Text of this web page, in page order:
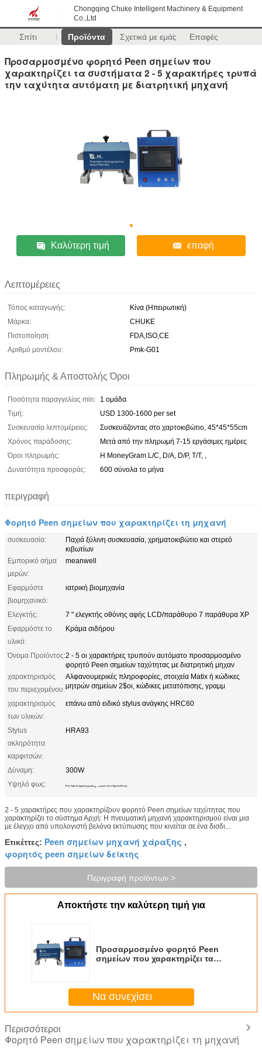
Chongqing Chuke Intelligent Machinery & Equipment
Co.,Ltd
Σπίτι Προϊόντα Σχετικά με εμάς Επαφές
Προσαρμοσμένο φορητό Peen σημείων που
χαρακτηρίζει τα συστήματα 2 - 5 χαρακτήρες τρυπά
την ταχύτητα αυτόματη με διατρητική μηχανή
Καλύτερη τιμή επαφή
Λεπτομέρειες
Τόπος καταγωγής:
Κίνα (Ηπειρωτική)
Μάρκα:
CHUKE
Πιστοποίηση:
FDA,ISO,CE
Αριθμό μοντέλου:
Pmk-G01
Πληρωμής & Αποστολής Όροι
Ποσότητα παραγγελίας min: 1 ομάδα
Τιμή:
USD 1300-1600 per set
Συσκευασία λεπτομέρειες:
Συσκευάζοντας στο χαρτοκιβώτιο, 45*45*55cm
Χρόνος παράδοσης:
Μετά από την πληρωμή 7-15 εργάσιμες ημέρες
Όροι πληρωμής:
Η MoneyGram L/C, D/A, D/P, T/T, ,
Δυνατότητα προσφοράς:
600 σύνολα το μήνα
περιγραφή
Φορητό Peen σημείων που χαρακτηρίζει τη μηχανή
συσκευασία:
Παχιά ξύλινη συσκευασία, χρηματοκιβώτιο και στερεό
κιβωτίων
Εμπορικό σήμα
μερών:
meanwell
Εφαρμόστε
βιομηχανικό:
ιατρική βιομηχανία
Ελεγκτής:
7 " ελεγκτής οθόνης αφής LCD/παράθυρο 7 παράθυρα XP
Εφαρμόστε το
υλικό:
Κράμα σιδήρου
Όνομα Προϊόντος:2 - 5 οι χαρακτήρες τρυπούν αυτόματο προσαρμοσμένο
φορητό Peen σημείων ταχύτητας με διατρητική μηχαν
χαρακτηρισμός
του περιεχομένου:
Αλφανουμερικές πληροφορίες, στοιχεία Matix ή κώδικες
μητρών σημείων 2$οι, κώδικες μετατόπισης, γραμμ
χαρακτηρισμός
των υλικών:
επάνω από ειδικό stylus ανάγκης HRC60
Stylus
σκληρότητα
καρφιτσών:
HRA93
Δύναμη:
300W
Υψηλό φως:
Peen σημείων μηχανή χάραξης , φορητός peen σημείων δείκτης
2 - 5 χαρακτήρες που χαρακτηρίζουν φορητό Peen σημείων ταχύτητας που
χαρακτηρίζει το σύστημα Αρχή: Η πνευματική μηχανή χαρακτηρισμού είναι μια
με έλεγχο από υπολογιστή βελόνα εκτύπωσης που κινείται σε ένα δισδι...
Ετικέττες: Peen σημείων μηχανή χάραξης ,
φορητός peen σημείων δείκτης
Περιγραφή προϊόντων >
Αποκτήστε την καλύτερη τιμή για
Προσαρμοσμένο φορητό Peen
σημείων που χαρακτηρίζει τα
διατρητική μηχανή
Να συνεχίσει
Περισσότεροι
Φορητό Peen σημείων που χαρακτηρίζει τη μηχανή